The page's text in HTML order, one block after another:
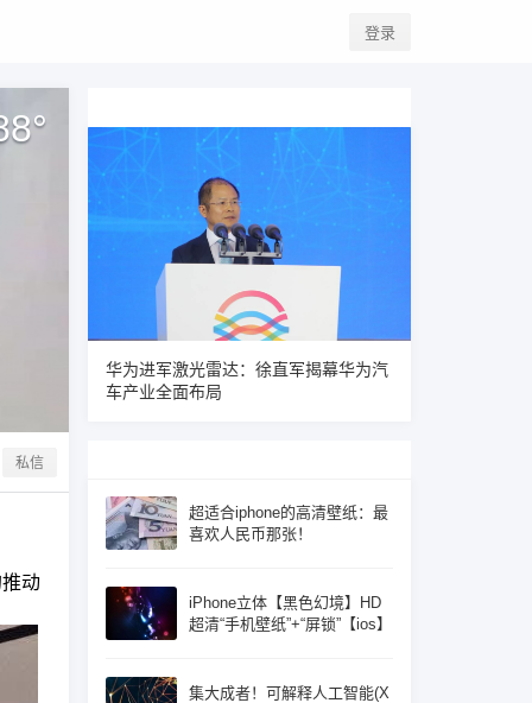
登录
°
私信
动
华为进军激光雷达：徐直军揭幕华为汽
车产业全面布局
超适合iphone的高清壁纸：最
喜欢人民币那张！
iPhone立体【黑色幻境】HD
超清“手机壁纸”+“屏锁”【ios】
集大成者！可解释人工智能(X